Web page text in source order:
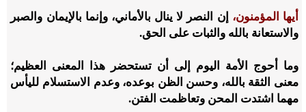
أيها المؤمنون، إن النصر لا ينال بالأماني، وإنما بالإيمان والصبر
والاستعانة بالله والثبات على الحق.
وما أحوج الأمة اليوم إلى أن تستحضر هذا المعنى العظيم؛
معنى الثقة بالله، وحسن الظن بوعده، وعدم الاستسلام لليأس
مهما اشتدت المحن وتعاظمت الفتن.